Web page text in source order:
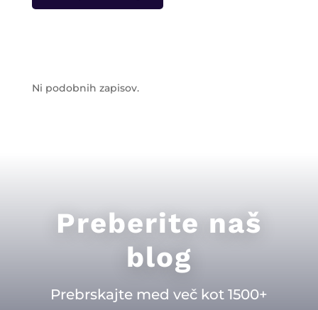
Ni podobnih zapisov.
Preberite naš
blog
Prebrskajte med več kot 1500+